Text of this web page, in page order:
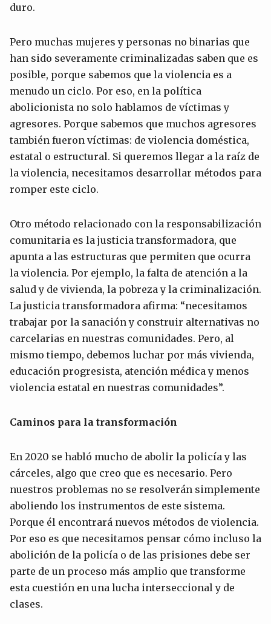
duro.
Pero muchas mujeres y personas no binarias que
han sido severamente criminalizadas saben que es
posible, porque sabemos que la violencia es a
menudo un ciclo. Por eso, en la política
abolicionista no solo hablamos de víctimas y
agresores. Porque sabemos que muchos agresores
también fueron víctimas: de violencia doméstica,
estatal o estructural. Si queremos llegar a la raíz de
la violencia, necesitamos desarrollar métodos para
romper este ciclo.
Otro método relacionado con la responsabilización
comunitaria es la justicia transformadora, que
apunta a las estructuras que permiten que ocurra
la violencia. Por ejemplo, la falta de atención a la
salud y de vivienda, la pobreza y la criminalización.
La justicia transformadora afirma: “necesitamos
trabajar por la sanación y construir alternativas no
carcelarias en nuestras comunidades. Pero, al
mismo tiempo, debemos luchar por más vivienda,
educación progresista, atención médica y menos
violencia estatal en nuestras comunidades”.
Caminos para la transformación
En 2020 se habló mucho de abolir la policía y las
cárceles, algo que creo que es necesario. Pero
nuestros problemas no se resolverán simplemente
aboliendo los instrumentos de este sistema.
Porque él encontrará nuevos métodos de violencia.
Por eso es que necesitamos pensar cómo incluso la
abolición de la policía o de las prisiones debe ser
parte de un proceso más amplio que transforme
esta cuestión en una lucha interseccional y de
clases.